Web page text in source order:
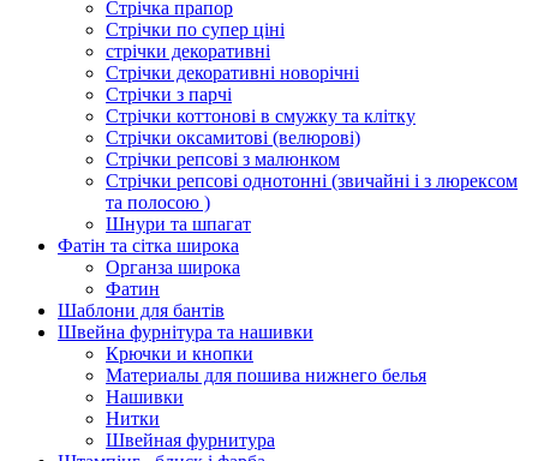
Стрічка прапор
Стрічки по супер ціні
стрічки декоративні
Стрічки декоративні новорічні
Стрічки з парчі
Стрічки коттонові в смужку та клітку
Стрічки оксамитові (велюрові)
Стрічки репсові з малюнком
Стрічки репсові однотонні (звичайні і з люрексом
та полосою )
Шнури та шпагат
Фатін та сітка широка
Органза широка
Фатин
Шаблони для бантів
Швейна фурнітура та нашивки
Крючки и кнопки
Материалы для пошива нижнего белья
Нашивки
Нитки
Швейная фурнитура